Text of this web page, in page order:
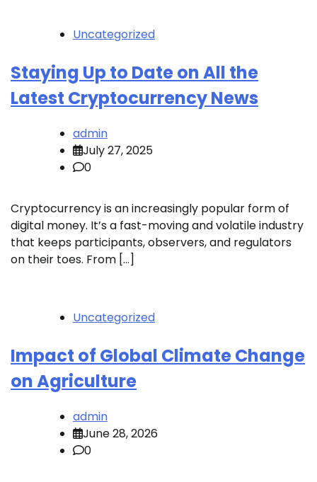
Uncategorized
Staying Up to Date on All the
Latest Cryptocurrency News
admin
July 27, 2025
0
Cryptocurrency is an increasingly popular form of
digital money. It’s a fast-moving and volatile industry
that keeps participants, observers, and regulators
on their toes. From […]
Uncategorized
Impact of Global Climate Change
on Agriculture
admin
June 28, 2026
0